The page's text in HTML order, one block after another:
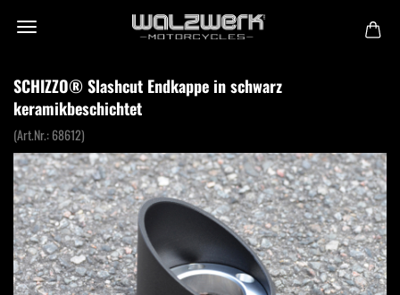
SCHIZZO® Slashcut Endkappe in schwarz
keramikbeschichtet
(Art.Nr.:68612)